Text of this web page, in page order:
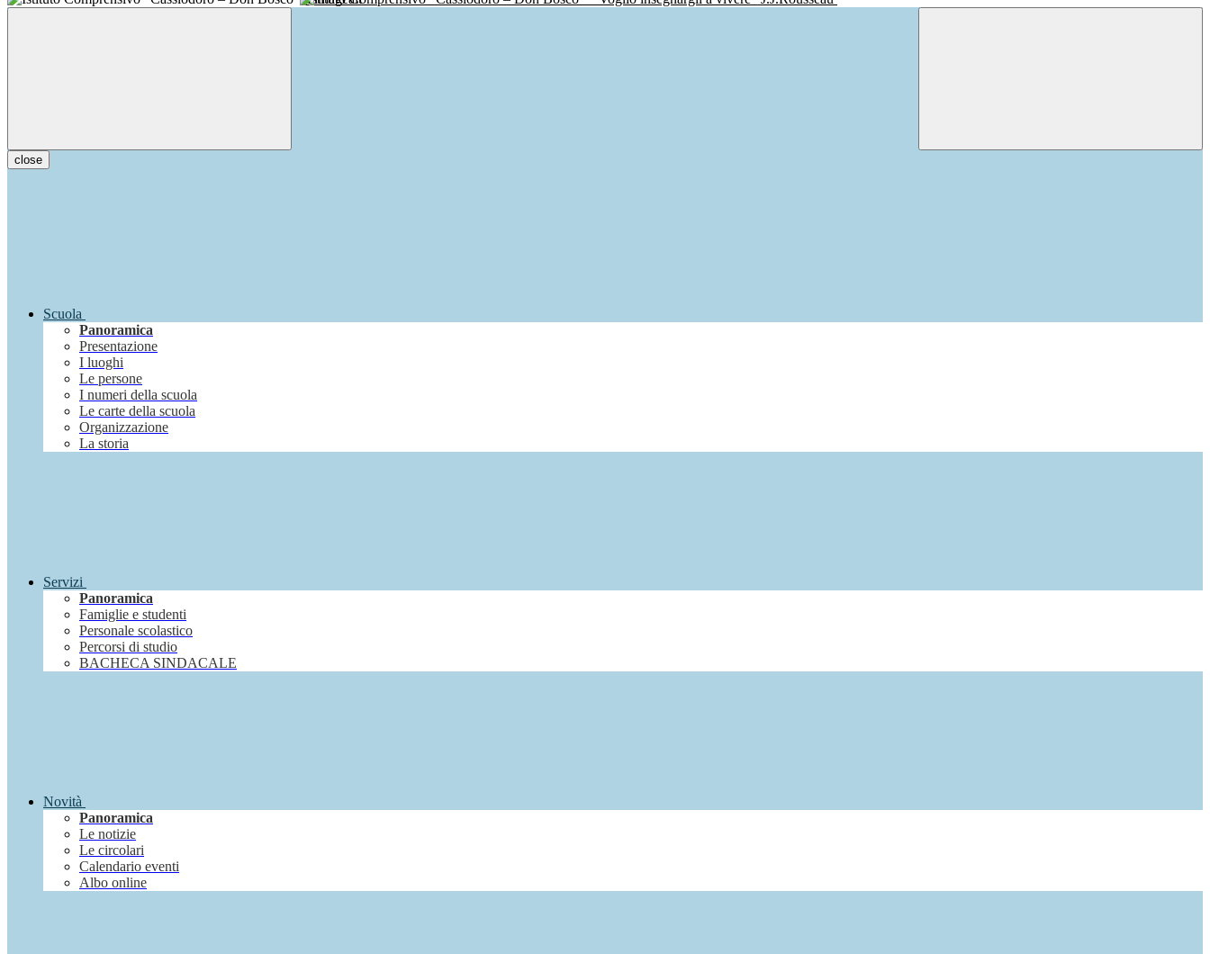
close
Scuola
Panoramica
Presentazione
I luoghi
Le persone
I numeri della scuola
Le carte della scuola
Organizzazione
La storia
Servizi
Panoramica
Famiglie e studenti
Personale scolastico
Percorsi di studio
BACHECA SINDACALE
Novità
Panoramica
Le notizie
Le circolari
Calendario eventi
Albo online